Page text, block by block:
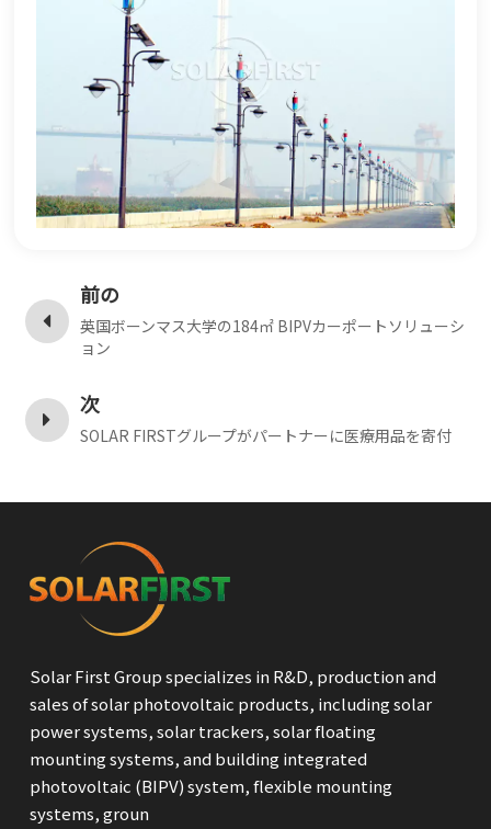
前の
英国ボーンマス大学の184㎡ BIPVカーポートソリューシ
ョン
次
SOLAR FIRSTグループがパートナーに医療用品を寄付
Solar First Group specializes in R&D, production and
sales of solar photovoltaic products, including solar
power systems, solar trackers, solar floating
mounting systems, and building integrated
photovoltaic (BIPV) system, flexible mounting
systems, groun